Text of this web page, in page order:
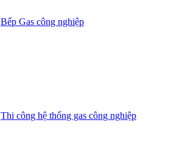
Bếp Gas công nghiệp
Thi công hệ thống gas công nghiệp